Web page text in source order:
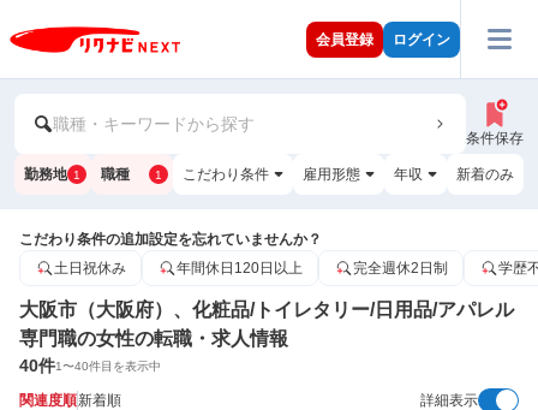
会員登録 ログイン
職種・キーワードから探す
条件保存
勤務地 1 職種 1 こだわり条件 雇用形態 年収 新着のみ
こだわり条件の追加設定を忘れていませんか？
土日祝休み
年間休日120日以上 完全週休2日制 学歴
大阪市（大阪府）、化粧品/トイレタリー/日用品/アパレル
専門職の女性の転職・求人情報
40件1〜40件目を表示中
関連度順新着順 詳細表示